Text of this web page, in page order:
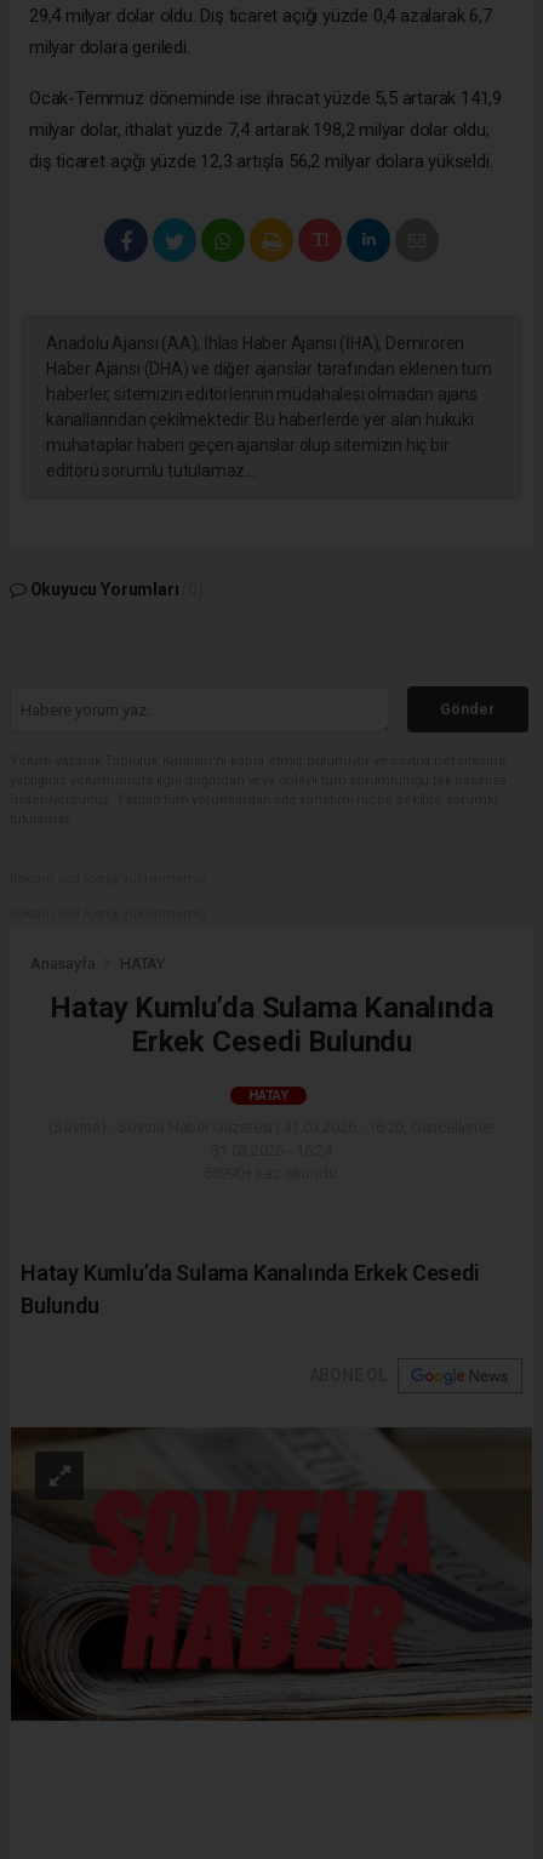
29,4 milyar dolar oldu. Dış ticaret açığı yüzde 0,4 azalarak 6,7
milyar dolara geriledi.
Ocak-Temmuz döneminde ise ihracat yüzde 5,5 artarak 141,9
milyar dolar, ithalat yüzde 7,4 artarak 198,2 milyar dolar oldu;
dış ticaret açığı yüzde 12,3 artışla 56,2 milyar dolara yükseldi.
Anadolu Ajansı (AA), İhlas Haber Ajansı (İHA), Demirören
Haber Ajansı (DHA) ve diğer ajanslar tarafından eklenen tüm
haberler, sitemizin editörlerinin müdahalesi olmadan ajans
kanallarından çekilmektedir. Bu haberlerde yer alan hukuki
muhataplar haberi geçen ajanslar olup sitemizin hiç bir
editörü sorumlu tutulamaz...
Okuyucu Yorumları
Gönder
Anasayfa HATAY
Hatay Kumlu’da Sulama Kanalında
Erkek Cesedi Bulundu
HATAY
Hatay Kumlu’da Sulama Kanalında Erkek Cesedi
Bulundu